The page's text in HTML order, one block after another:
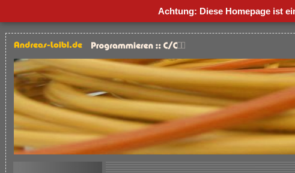
Achtung: Diese Homepage ist